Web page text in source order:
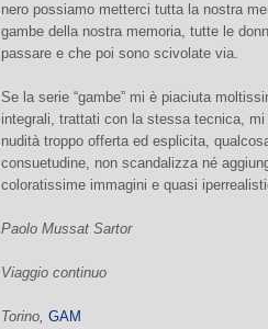
nero possiamo metterci tutta la nostra
gambe della nostra memoria, tutte le
passare e che poi sono scivolate via.
Se la serie “gambe” mi è piaciuta
integrali, trattati con la stessa tecnica,
nudità troppo offerta ed esplicita,
consuetudine, non scandalizza né
coloratissime immagini e quasi
Paolo Mussat Sartor
Viaggio continuo
Torino, GAM